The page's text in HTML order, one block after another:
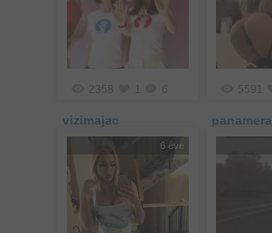
2358 6
vizimajac
5591
panamera
6 éve